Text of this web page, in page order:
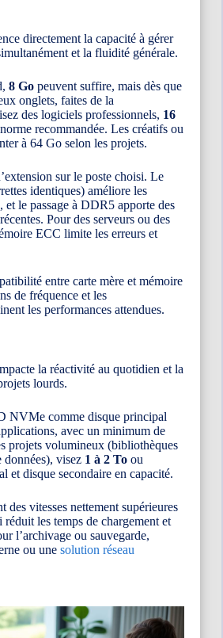
directement la capacité à gérer
et la fluidité générale.
8 Go peuvent suffire, mais dès que
onglets, faites de la
des logiciels professionnels, 16
recommandée. Les créatifs ou
à 64 Go selon les projets.
sur le poste choisi. Le
identiques) améliore les
et le passage à DDR5 apporte des
Pour des serveurs ou des
ECC limite les erreurs et
entre carte mère et mémoire
de fréquence et les
les performances attendues.
la réactivité au quotidien et la
lourds.
NVMe comme disque principal
avec un minimum de
projets volumineux (bibliothèques
données), visez 1 à 2 To ou
et disque secondaire en capacité.
vitesses nettement supérieures
les temps de chargement et
l’archivage ou sauvegarde,
ou une solution réseau